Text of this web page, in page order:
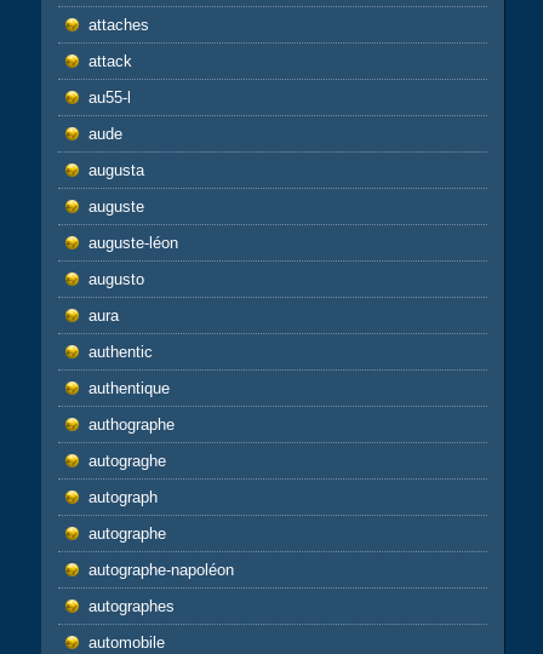
attaches
attack
au55-l
aude
augusta
auguste
auguste-léon
augusto
aura
authentic
authentique
authographe
autograghe
autograph
autographe
autographe-napoléon
autographes
automobile